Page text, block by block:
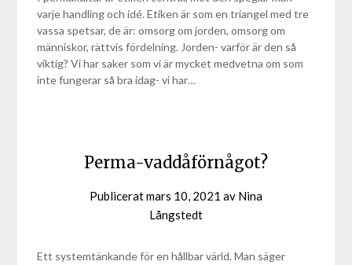
varje handling och idé. Etiken är som en triangel med tre
vassa spetsar, de är: omsorg om jorden, omsorg om
människor, rättvis fördelning. Jorden- varför är den så
viktig? Vi har saker som vi är mycket medvetna om som
inte fungerar så bra idag- vi har…
Perma-vaddåförnågot?
Publiceratmars 10, 2021 av Nina
Långstedt
Ett systemtänkande för en hållbar värld. Man säger